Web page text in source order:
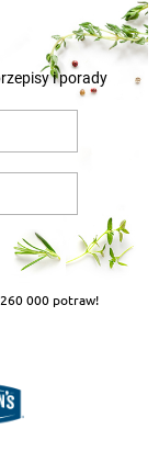
i porady
260 000 potraw!